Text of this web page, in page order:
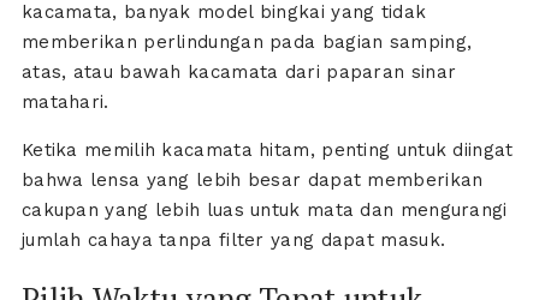
kacamata, banyak model bingkai yang tidak
memberikan perlindungan pada bagian samping,
atas, atau bawah kacamata dari paparan sinar
matahari.
Ketika memilih kacamata hitam, penting untuk diingat
bahwa lensa yang lebih besar dapat memberikan
cakupan yang lebih luas untuk mata dan mengurangi
jumlah cahaya tanpa filter yang dapat masuk.